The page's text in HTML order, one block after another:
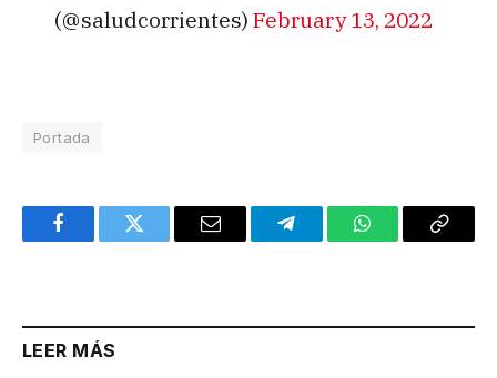
(@saludcorrientes) February 13, 2022
Portada
FacebookTwitter Email TelegramWhatsAppCopy
LEER MÁS